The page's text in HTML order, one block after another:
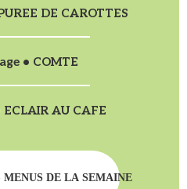
DE CAROTTES
• COMTE
AU CAFE
MENUS DE LA SEMAINE